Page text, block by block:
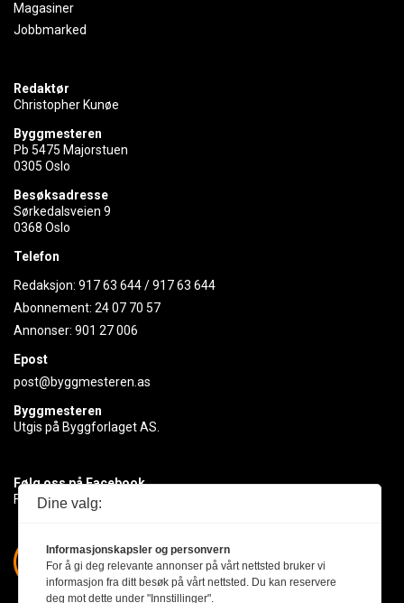
Magasiner
Jobbmarked
Redaktør
Christopher Kunøe
Byggmesteren
Pb 5475 Majorstuen
0305 Oslo
Besøksadresse
Sørkedalsveien 9
0368 Oslo
Telefon
Redaksjon: 917 63 644/917 63 644
Abonnement: 24 07 70 57
Annonser: 901 27 006
Epost
post@byggmesteren.as
Byggmesteren
Utgis på Byggforlaget AS.
Følg oss på Facebook
Få med deg det siste innen byggebransjen
Dine valg:
Informasjonskapsler og personvern
For å gi deg relevante annonser på vårt nettsted bruker vi
informasjon fra ditt besøk på vårt nettsted. Du kan reservere
deg mot dette under "Innstillinger".